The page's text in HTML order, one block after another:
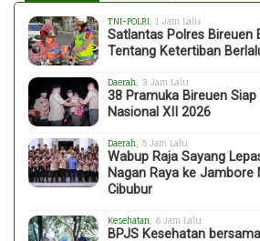
TNI-POLRI , 1 Jam Lalu
Satlantas Polres Bireuen
Tentang Ketertiban
Daerah , 3 Jam Lalu
38 Pramuka Bireuen
Nasional XII 2026
Daerah , 5 Jam Lalu
Wabup Raja Sayang
Nagan Raya ke Jambore
Cibubur
Kesehatan , 6 Jam Lalu
BPJS Kesehatan